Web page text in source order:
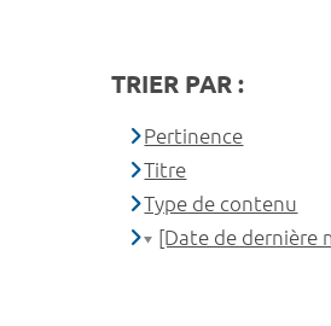
TRIER PAR :
Pertinence
Titre
Type de contenu
[Date de dernière